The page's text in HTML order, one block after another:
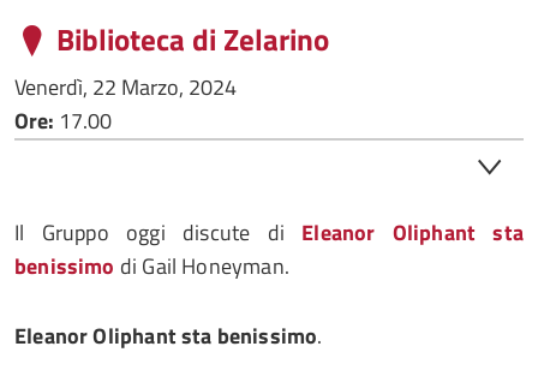
Biblioteca di Zelarino
Venerdì, 22 Marzo, 2024
Ore: 17.00
Il Gruppo oggi discute di Eleanor Oliphant sta
benissimo di Gail Honeyman.
Eleanor Oliphant sta benissimo.